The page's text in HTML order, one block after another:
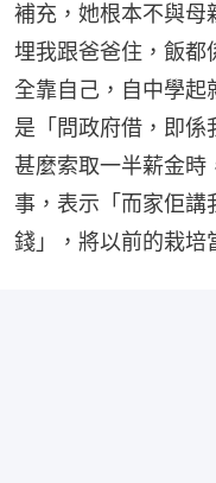
補充，她根本不與母
埋我跟爸爸住，飯都
全靠自己，自中學起
是「問政府借，即係
甚麼索取一半薪金時
事，表示「而家佢講
錢」，將以前的栽培